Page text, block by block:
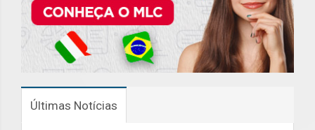
Últimas Notícias